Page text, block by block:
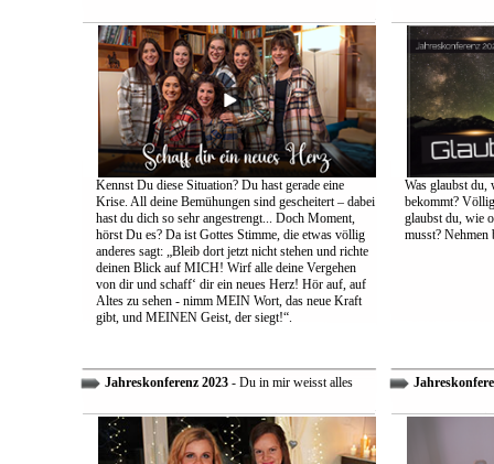
Kennst Du diese Situation? Du hast gerade eine
Krise. All deine Bemühungen sind gescheitert – dabei
hast du dich so sehr angestrengt... Doch Moment,
hörst Du es? Da ist Gottes Stimme, die etwas völlig
anderes sagt: „Bleib dort jetzt nicht stehen und richte
deinen Blick auf MICH! Wirf alle deine Vergehen
von dir und schaff‘ dir ein neues Herz! Hör auf, auf
Altes zu sehen - nimm MEIN Wort, das neue Kraft
gibt, und MEINEN Geist, der siegt!“.
Was glaubst du,
bekommt?
glaubst du, wie
musst? Nehmen
Jahreskonferenz 2023- Du in mir weisst alles